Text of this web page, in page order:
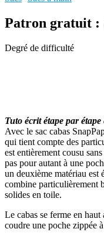
Patron gratuit :
Degré de difficulté
Tuto écrit étape par étape
Avec le sac cabas
qui tient compte des
est entièrement cousu
pas pour autant à une
un deuxième matériau est
combine particulièrement
solides en toile.
Le cabas se ferme en
coudre une poche zippée